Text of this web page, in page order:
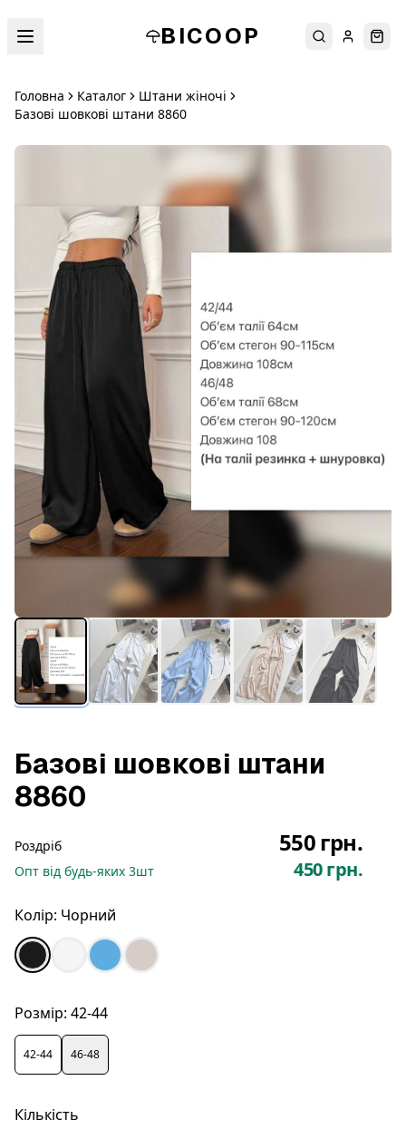
BICOOP ПошукУвійти
Головна Каталог
Штани жіночі
Базові шовкові штани 8860
Базові шовкові штани
8860
Роздріб 550 грн.
Опт від будь-яких 3шт 450 грн.
Колір: Чорний
Розмір: 42-44
42-44 46-48
Кількість